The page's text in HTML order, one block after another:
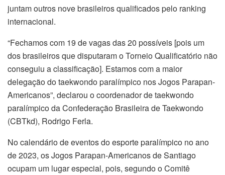
juntam outros nove brasileiros qualificados pelo ranking
internacional.
“Fechamos com 19 de vagas das 20 possíveis [pois um
dos brasileiros que disputaram o Torneio Qualificatório não
conseguiu a classificação]. Estamos com a maior
delegação do taekwondo paralímpico nos Jogos Parapan-
Americanos”, declarou o coordenador de taekwondo
paralímpico da Confederação Brasileira de Taekwondo
(CBTkd), Rodrigo Ferla.
No calendário de eventos do esporte paralímpico no ano
de 2023, os Jogos Parapan-Americanos de Santiago
ocupam um lugar especial, pois, segundo o Comitê